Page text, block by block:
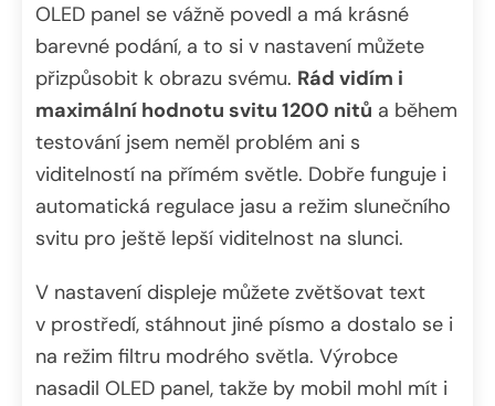
OLED panel se vážně povedl a má krásné
barevné podání, a to si v nastavení můžete
přizpůsobit k obrazu svému. Rád vidím i
maximální hodnotu svitu 1200 nitů a během
testování jsem neměl problém ani s
viditelností na přímém světle. Dobře funguje i
automatická regulace jasu a režim slunečního
svitu pro ještě lepší viditelnost na slunci.
V nastavení displeje můžete zvětšovat text
v prostředí, stáhnout jiné písmo a dostalo se i
na režim filtru modrého světla. Výrobce
nasadil OLED panel, takže by mobil mohl mít i